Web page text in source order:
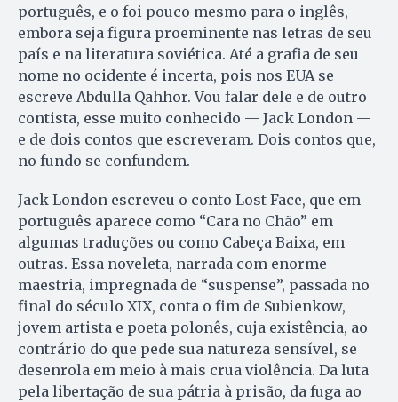
português, e o foi pouco mesmo para o inglês,
embora seja figura proeminente nas letras de seu
país e na literatura soviética. Até a grafia de seu
nome no ocidente é incerta, pois nos EUA se
escreve Abdulla Qahhor. Vou falar dele e de outro
contista, esse muito conhecido — Jack London —
e de dois contos que escreveram. Dois contos que,
no fundo se confundem.
Jack London escreveu o conto Lost Face, que em
português aparece como “Cara no Chão” em
algumas traduções ou como Cabeça Baixa, em
outras. Essa noveleta, narrada com enorme
maestria, impregnada de “suspense”, passada no
final do século XIX, conta o fim de Subienkow,
jovem artista e poeta polonês, cuja existência, ao
contrário do que pede sua natureza sensível, se
desenrola em meio à mais crua violência. Da luta
pela libertação de sua pátria à prisão, da fuga ao